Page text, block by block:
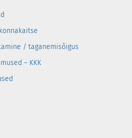
/ taganemisõigus
– KKK